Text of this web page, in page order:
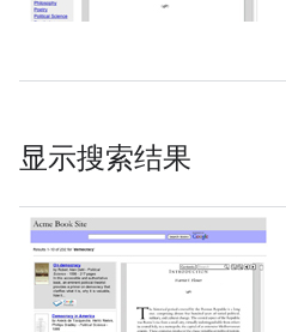
显示搜索结果